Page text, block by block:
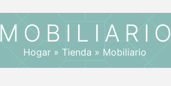
MOBILIARIO
Hogar » Tienda » Mobiliario